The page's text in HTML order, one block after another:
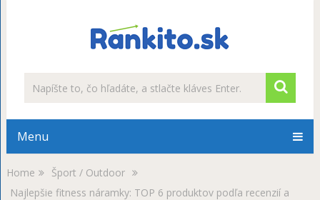
Menu
Home
Šport / Outdoor
Najlepšie fitness náramky: TOP 6 produktov podľa recenzií a